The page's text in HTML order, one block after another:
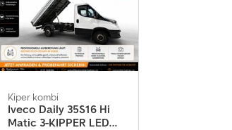
Kiper kombi
Iveco Daily 35S16 Hi
Matic 3-KIPPER LED